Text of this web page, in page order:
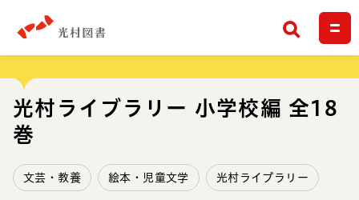
検索
光村ライブラリー 小学校編 全18
巻
文芸・教養 絵本・児童文学 光村ライブラリー